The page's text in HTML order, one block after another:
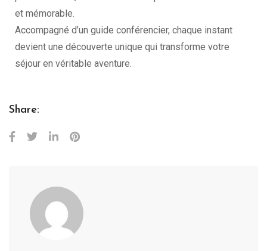
et mémorable.
Accompagné d’un guide conférencier, chaque instant
devient une découverte unique qui transforme votre
séjour en véritable aventure.
Share: